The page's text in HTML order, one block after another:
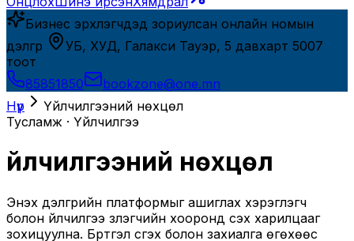
Бизнес эрхлэгчдэд зориулсан онлайн номын
дэлгүүр
УБ, ХУД, Галакси Тауэр, 5 давхарт 5007
тоот
85851850
bookzone@one.mn
Нүүр
Үйлчилгээний нөхцөл
Тусламж · Үйлчилгээ
Үйлчилгээний нөхцөл
Энэхүү дэлгүүрийн платформыг ашиглах хэрэглэгч
болон үйлчилгээ үзүүлэгчийн хооронд үүсэх харилцааг
зохицуулна. Бүртгэл үүсгэх болон захиалга өгөхөөс